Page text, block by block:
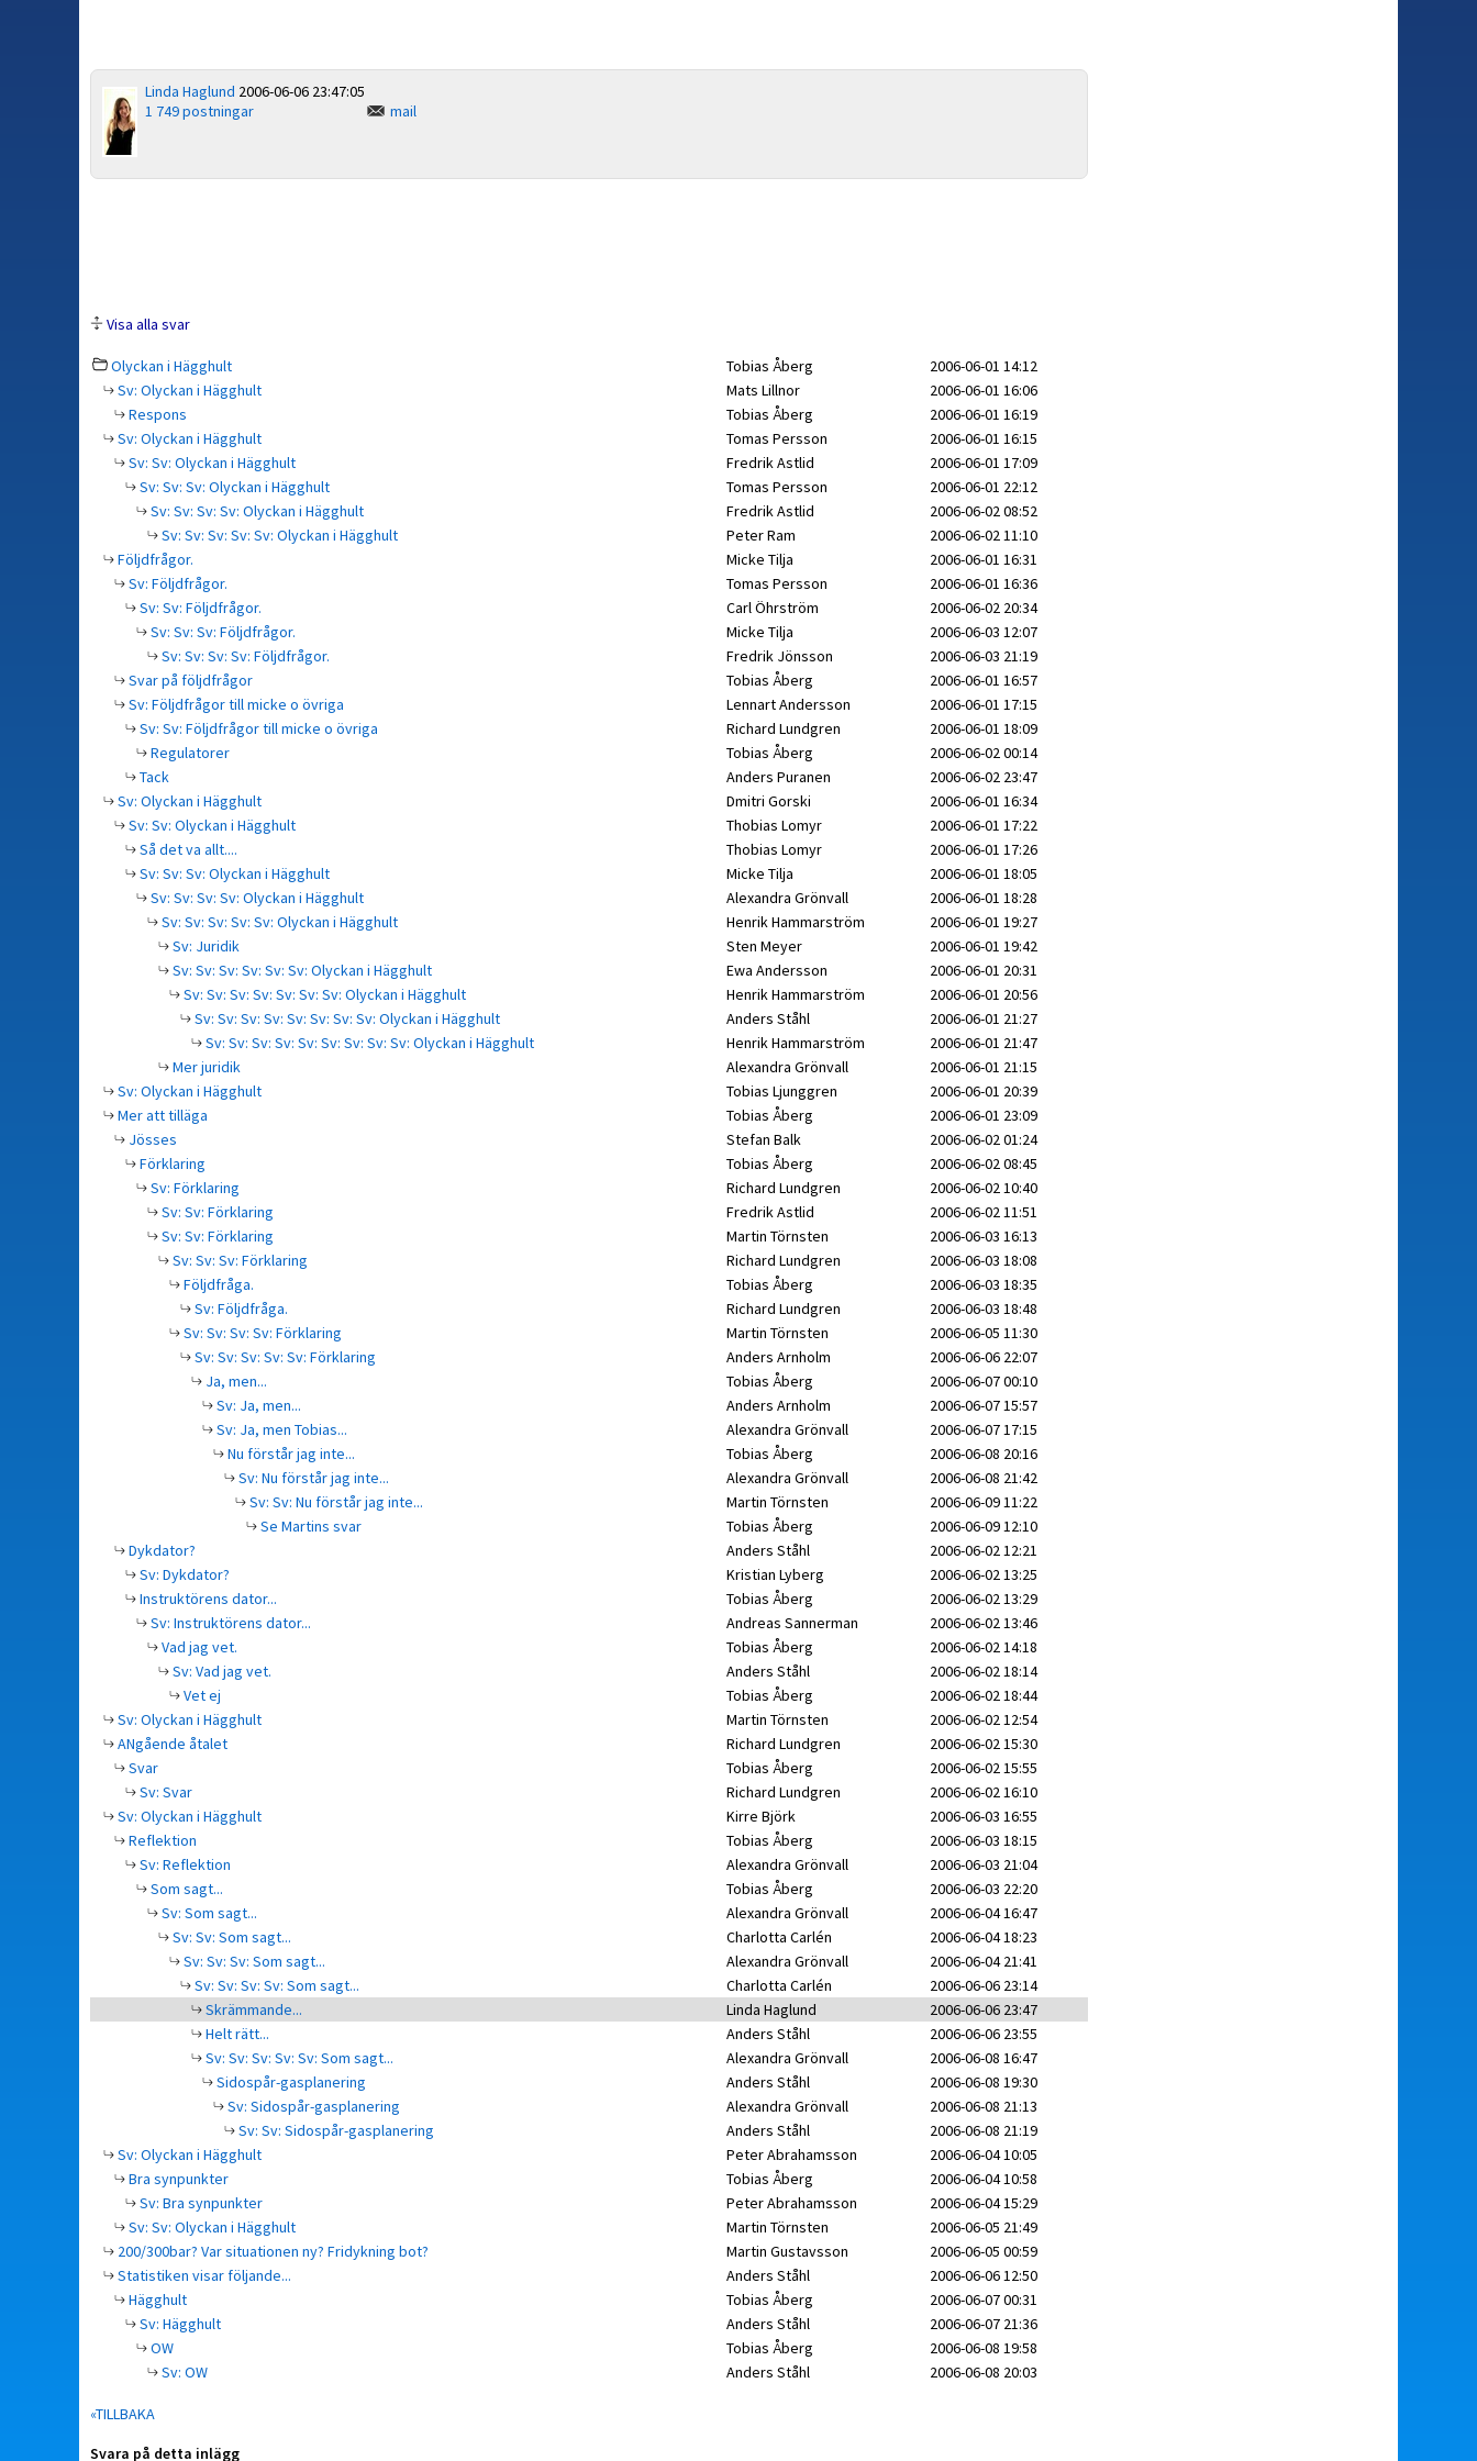
Linda Haglund 2006-06-06 23:47:05
1 749 postningar
mail
Visa alla svar
Olyckan i Hägghult Tobias Åberg
2006-06-01 14:12
Sv: Olyckan i Hägghult
Mats Lillnor
2006-06-01 16:06
Respons
Tobias Åberg
2006-06-01 16:19
Sv: Olyckan i Hägghult
Tomas Persson
2006-06-01 16:15
Sv: Sv: Olyckan i Hägghult
Fredrik Astlid
2006-06-01 17:09
Sv: Sv: Sv: Olyckan i Hägghult
Tomas Persson
2006-06-01 22:12
Sv: Sv: Sv: Sv: Olyckan i Hägghult
Fredrik Astlid
2006-06-02 08:52
Sv: Sv: Sv: Sv: Sv: Olyckan i Hägghult
Peter Ram
2006-06-02 11:10
Följdfrågor.
Micke Tilja
2006-06-01 16:31
Sv: Följdfrågor.
Tomas Persson
2006-06-01 16:36
Sv: Sv: Följdfrågor.
Carl Öhrström
2006-06-02 20:34
Sv: Sv: Sv: Följdfrågor.
Micke Tilja
2006-06-03 12:07
Sv: Sv: Sv: Sv: Följdfrågor.
Fredrik Jönsson
2006-06-03 21:19
Svar på följdfrågor
Tobias Åberg
2006-06-01 16:57
Sv: Följdfrågor till micke o övriga
Lennart Andersson
2006-06-01 17:15
Sv: Sv: Följdfrågor till micke o övriga
Richard Lundgren
2006-06-01 18:09
Regulatorer
Tobias Åberg
2006-06-02 00:14
Tack
Anders Puranen
2006-06-02 23:47
Sv: Olyckan i Hägghult
Dmitri Gorski
2006-06-01 16:34
Sv: Sv: Olyckan i Hägghult
Thobias Lomyr
2006-06-01 17:22
Så det va allt....
Thobias Lomyr
2006-06-01 17:26
Sv: Sv: Sv: Olyckan i Hägghult
Micke Tilja
2006-06-01 18:05
Sv: Sv: Sv: Sv: Olyckan i Hägghult
Alexandra Grönvall
2006-06-01 18:28
Sv: Sv: Sv: Sv: Sv: Olyckan i Hägghult
Henrik Hammarström
2006-06-01 19:27
Sv: Juridik
Sten Meyer
2006-06-01 19:42
Sv: Sv: Sv: Sv: Sv: Sv: Olyckan i Hägghult
Ewa Andersson
2006-06-01 20:31
Sv: Sv: Sv: Sv: Sv: Sv: Sv: Olyckan i Hägghult
Henrik Hammarström
2006-06-01 20:56
Sv: Sv: Sv: Sv: Sv: Sv: Sv: Sv: Olyckan i Hägghult
Anders Ståhl
2006-06-01 21:27
Sv: Sv: Sv: Sv: Sv: Sv: Sv: Sv: Sv: Olyckan i Hägghult
Henrik Hammarström
2006-06-01 21:47
Mer juridik
Alexandra Grönvall
2006-06-01 21:15
Sv: Olyckan i Hägghult
Tobias Ljunggren
2006-06-01 20:39
Mer att tilläga
Tobias Åberg
2006-06-01 23:09
Jösses
Stefan Balk
2006-06-02 01:24
Förklaring
Tobias Åberg
2006-06-02 08:45
Sv: Förklaring
Richard Lundgren
2006-06-02 10:40
Sv: Sv: Förklaring
Fredrik Astlid
2006-06-02 11:51
Sv: Sv: Förklaring
Martin Törnsten
2006-06-03 16:13
Sv: Sv: Sv: Förklaring
Richard Lundgren
2006-06-03 18:08
Följdfråga.
Tobias Åberg
2006-06-03 18:35
Sv: Följdfråga.
Richard Lundgren
2006-06-03 18:48
Sv: Sv: Sv: Sv: Förklaring
Martin Törnsten
2006-06-05 11:30
Sv: Sv: Sv: Sv: Sv: Förklaring
Anders Arnholm
2006-06-06 22:07
Ja, men...
Tobias Åberg
2006-06-07 00:10
Sv: Ja, men...
Anders Arnholm
2006-06-07 15:57
Sv: Ja, men Tobias...
Alexandra Grönvall
2006-06-07 17:15
Nu förstår jag inte...
Tobias Åberg
2006-06-08 20:16
Sv: Nu förstår jag inte...
Alexandra Grönvall
2006-06-08 21:42
Sv: Sv: Nu förstår jag inte...
Martin Törnsten
2006-06-09 11:22
Se Martins svar
Tobias Åberg
2006-06-09 12:10
Dykdator?
Anders Ståhl
2006-06-02 12:21
Sv: Dykdator?
Kristian Lyberg
2006-06-02 13:25
Instruktörens dator...
Tobias Åberg
2006-06-02 13:29
Sv: Instruktörens dator...
Andreas Sannerman
2006-06-02 13:46
Vad jag vet.
Tobias Åberg
2006-06-02 14:18
Sv: Vad jag vet.
Anders Ståhl
2006-06-02 18:14
Vet ej
Tobias Åberg
2006-06-02 18:44
Sv: Olyckan i Hägghult
Martin Törnsten
2006-06-02 12:54
ANgående åtalet
Richard Lundgren
2006-06-02 15:30
Svar
Tobias Åberg
2006-06-02 15:55
Sv: Svar
Richard Lundgren
2006-06-02 16:10
Sv: Olyckan i Hägghult
Kirre Björk
2006-06-03 16:55
Reflektion
Tobias Åberg
2006-06-03 18:15
Sv: Reflektion
Alexandra Grönvall
2006-06-03 21:04
Som sagt...
Tobias Åberg
2006-06-03 22:20
Sv: Som sagt...
Alexandra Grönvall
2006-06-04 16:47
Sv: Sv: Som sagt...
Charlotta Carlén
2006-06-04 18:23
Sv: Sv: Sv: Som sagt...
Alexandra Grönvall
2006-06-04 21:41
Sv: Sv: Sv: Sv: Som sagt...
Charlotta Carlén
2006-06-06 23:14
Skrämmande...
Linda Haglund
2006-06-06 23:47
Helt rätt...
Anders Ståhl
2006-06-06 23:55
Sv: Sv: Sv: Sv: Sv: Som sagt...
Alexandra Grönvall
2006-06-08 16:47
Sidospår-gasplanering
Anders Ståhl
2006-06-08 19:30
Sv: Sidospår-gasplanering
Alexandra Grönvall
2006-06-08 21:13
Sv: Sv: Sidospår-gasplanering
Anders Ståhl
2006-06-08 21:19
Sv: Olyckan i Hägghult
Peter Abrahamsson
2006-06-04 10:05
Bra synpunkter
Tobias Åberg
2006-06-04 10:58
Sv: Bra synpunkter
Peter Abrahamsson
2006-06-04 15:29
Sv: Sv: Olyckan i Hägghult
Martin Törnsten
2006-06-05 21:49
200/300bar? Var situationen ny? Fridykning bot?
Martin Gustavsson
2006-06-05 00:59
Statistiken visar följande...
Anders Ståhl
2006-06-06 12:50
Hägghult
Tobias Åberg
2006-06-07 00:31
Sv: Hägghult
Anders Ståhl
2006-06-07 21:36
OW
Tobias Åberg
2006-06-08 19:58
Sv: OW
Anders Ståhl 2006-06-08 20:03
«TILLBAKA
Svara på detta inlägg